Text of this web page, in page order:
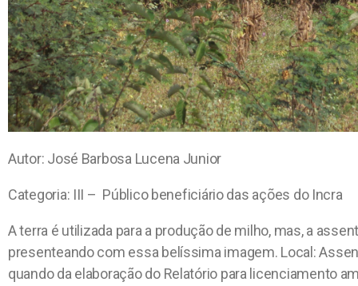
Autor: José Barbosa Lucena Junior
Categoria: III – Público beneficiário das ações do Incra
A terra é utilizada para a produção de milho, mas, a
presenteando com essa belíssima imagem. Local:
quando da elaboração do Relatório para licenciamento